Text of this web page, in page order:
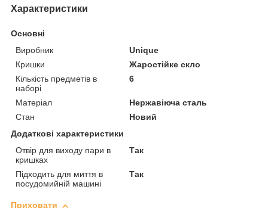
Характеристики
Основні
Виробник
Unique
Кришки
Жаростійке скло
Кількість предметів в
наборі
6
Матеріал
Нержавіюча сталь
Стан
Новий
Додаткові характеристики
Отвір для виходу пари в
кришках
Так
Підходить для миття в
посудомийній машині
Так
Приховати